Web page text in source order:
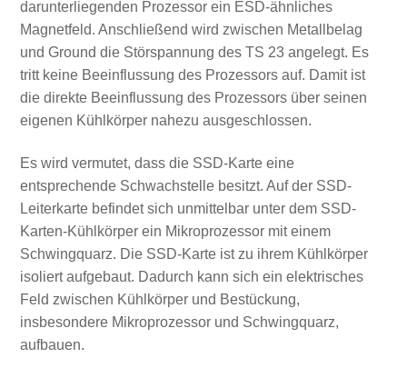
darunterliegenden Prozessor ein ESD-ähnliches
Magnetfeld. Anschließend wird zwischen Metallbelag
und Ground die Störspannung des TS 23 angelegt. Es
tritt keine Beeinflussung des Prozessors auf. Damit ist
die direkte Beeinflussung des Prozessors über seinen
eigenen Kühlkörper nahezu ausgeschlossen.
Es wird vermutet, dass die SSD-Karte eine
entsprechende Schwachstelle besitzt. Auf der SSD-
Leiterkarte befindet sich unmittelbar unter dem SSD-
Karten-Kühlkörper ein Mikroprozessor mit einem
Schwingquarz. Die SSD-Karte ist zu ihrem Kühlkörper
isoliert aufgebaut. Dadurch kann sich ein elektrisches
Feld zwischen Kühlkörper und Bestückung,
insbesondere Mikroprozessor und Schwingquarz,
aufbauen.